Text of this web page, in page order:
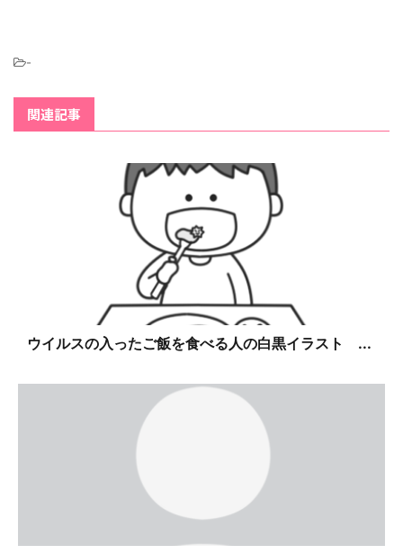
-
関連記事
ウイルスの入ったご飯を食べる人の白黒イラスト ...